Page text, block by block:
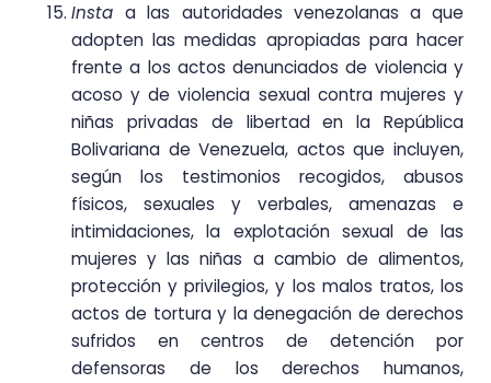
Instaa las autoridades venezolanas a que
adopten las medidas apropiadas para hacer
frente a los actos denunciados de violencia y
acoso y de violencia sexual contra mujeres y
niñas privadas de libertad en la República
Bolivariana de Venezuela, actos que incluyen,
según los testimonios recogidos, abusos
físicos, sexuales y verbales, amenazas e
intimidaciones, la explotación sexual de las
mujeres y las niñas a cambio de alimentos,
protección y privilegios, y los malos tratos, los
actos de tortura y la denegación de derechos
sufridos en centros de detención por
defensoras de los derechos humanos,